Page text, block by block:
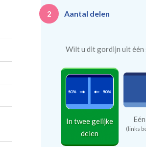
2 Aantal delen
Wilt u dit gordijn uit één
In twee gelijke
delen
(links